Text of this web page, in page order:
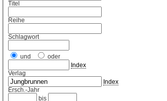
Titel
Reihe
Schlagwort
und
oder
Index
Verlag
Index
Ersch.-Jahr
bis